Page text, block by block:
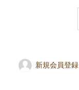
新規会員登録